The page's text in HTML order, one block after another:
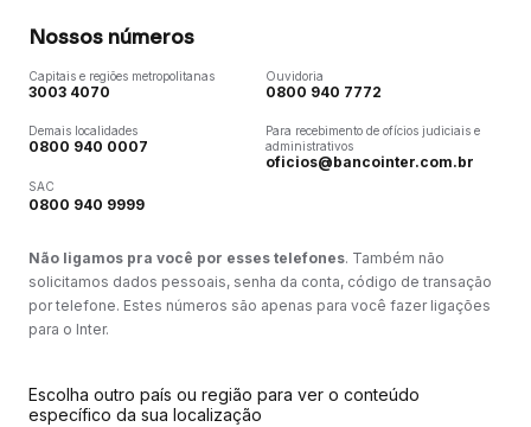
Nossos números
Capitais e regiões metropolitanas
3003 4070
Demais localidades
0800 940 0007
SAC
0800 940 9999
Ouvidoria
0800 940 7772
Para recebimento de ofícios judiciais e
administrativos
oficios@bancointer.com.br
Não ligamos pra você por esses telefones. Também não
solicitamos dados pessoais, senha da conta, código de transação
por telefone. Estes números são apenas para você fazer ligações
para o Inter.
Escolha outro país ou região para ver o conteúdo
específico da sua localização